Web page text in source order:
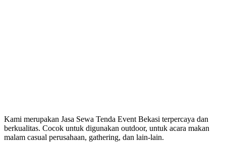
Kami merupakan Jasa Sewa Tenda Event Bekasi terpercaya dan
berkualitas. Cocok untuk digunakan outdoor, untuk acara makan
malam casual perusahaan, gathering, dan lain-lain.